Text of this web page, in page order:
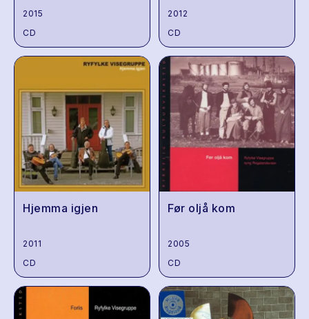
2015
CD
2012
CD
Hjemma igjen
2011
CD
Før oljå kom
2005
CD